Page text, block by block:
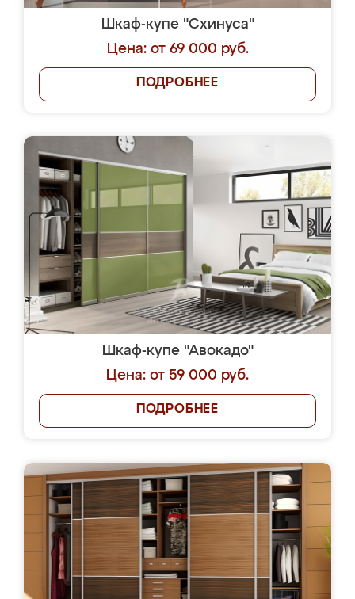
Шкаф-купе "Схинуса"
Цена: от 69 000 руб.
ПОДРОБНЕЕ
Шкаф-купе "Авокадо"
Цена: от 59 000 руб.
ПОДРОБНЕЕ